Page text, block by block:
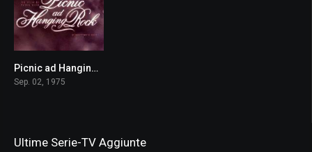
7.6
Picnic ad Hanging Rock
Sep. 02, 1975
Ultime Serie-TV Aggiunte